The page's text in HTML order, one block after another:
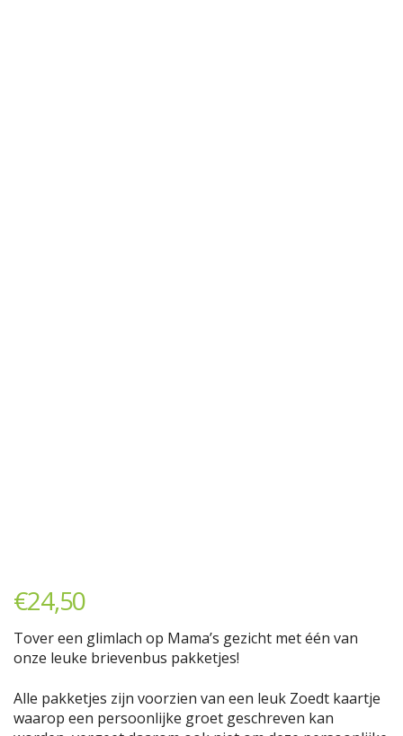
€24,50
Tover een glimlach op Mama’s gezicht met één van
onze leuke brievenbus pakketjes!
Alle pakketjes zijn voorzien van een leuk Zoedt kaartje
waarop een persoonlijke groet geschreven kan